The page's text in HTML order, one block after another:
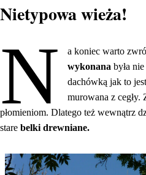
Nietypowa wieża!
N
a koniec warto
wykonanabyła
dachówką jak to
murowana z cegły.
płomieniom. Dlatego też wewnątrz
stare belki drewniane.